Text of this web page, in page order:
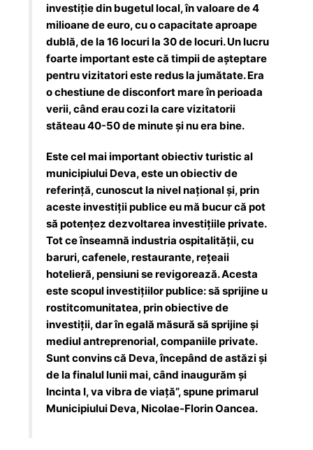
investiție din bugetul local, în valoare de 4
milioane de euro, cu o capacitate aproape
dublă, de la 16 locuri la 30 de locuri. Un lucru
foarte important este că timpii de așteptare
pentru vizitatori este redus la jumătate. Era
o chestiune de disconfort mare în perioada
verii, când erau cozi la care vizitatorii
stăteau 40-50 de minute și nu era bine.
Este cel mai important obiectiv turistic al
municipiului Deva, este un obiectiv de
referință, cunoscut la nivel național și, prin
aceste investiții publice eu mă bucur că pot
să potențez dezvoltarea investițiile private.
Tot ce înseamnă industria ospitalității, cu
baruri, cafenele, restaurante, rețeaii
hotelieră, pensiuni se revigorează. Acesta
este scopul investițiilor publice: să sprijine u
rostitcomunitatea, prin obiective de
investiții, dar în egală măsură să sprijine și
mediul antreprenorial, companiile private.
Sunt convins că Deva, începând de astăzi și
de la finalul lunii mai, când inaugurăm și
Incinta I, va vibra de viață”, spune primarul
Municipiului Deva, Nicolae-Florin Oancea.